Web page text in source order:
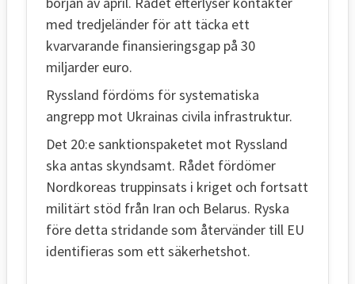
med tredjeländer för att täcka ett
kvarvarande finansieringsgap på 30
miljarder euro.
Ryssland fördöms för systematiska
angrepp mot Ukrainas civila infrastruktur.
Det 20:e sanktionspaketet mot Ryssland
ska antas skyndsamt. Rådet fördömer
Nordkoreas truppinsats i kriget och fortsatt
militärt stöd från Iran och Belarus. Ryska
före detta stridande som återvänder till EU
identifieras som ett säkerhetshot.